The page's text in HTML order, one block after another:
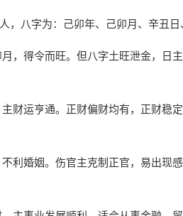
，八字为：己卯年、己卯月、辛丑
，得令而旺。但八字土旺泄金，日
财运亨通。正财偏财均有，正财稳
利婚姻。伤官主克制正官，易出现